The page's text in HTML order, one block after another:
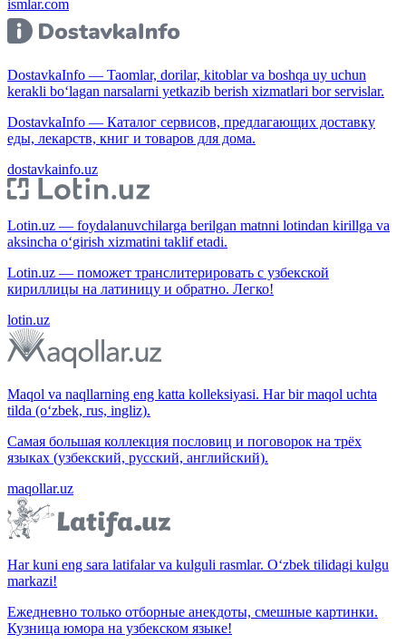
ismlar.com
DostavkaInfo — Taomlar, dorilar, kitoblar va boshqa uy uchun
kerakli bo‘lagan narsalarni yetkazib berish xizmatlari bor servislar.
DostavkaInfo — Каталог сервисов, предлагающих доставку
еды, лекарств, книг и товаров для дома.
dostavkainfo.uz
Lotin.uz — foydalanuvchilarga berilgan matnni lotindan kirillga va
aksincha o‘girish xizmatini taklif etadi.
Lotin.uz — поможет транслитерировать с узбекской
кириллицы на латиницу и обратно. Легко!
lotin.uz
Maqol va naqllarning eng katta kolleksiyasi. Har bir maqol uchta
tilda (o‘zbek, rus, ingliz).
Самая большая коллекция пословиц и поговорок на трёх
языках (узбекский, русский, английский).
maqollar.uz
Har kuni eng sara latifalar va kulguli rasmlar. O‘zbek tilidagi kulgu
markazi!
Ежедневно только отборные анекдоты, смешные картинки.
Кузница юмора на узбекском языке!